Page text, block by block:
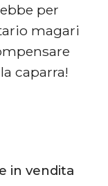
per
magari
caparra!
in vendita